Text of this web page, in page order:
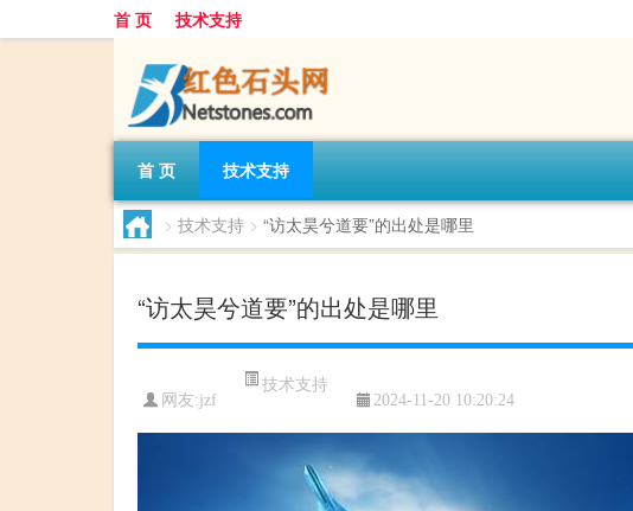
首 页 技术支持
首 页 技术支持
> 技术支持 > “访太昊兮道要”的出处是哪里
“访太昊兮道要”的出处是哪里
网友:jzf
技术支持
2024-11-20 10:20:24